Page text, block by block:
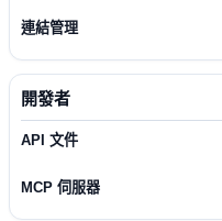
連結管理
開發者
API 文件
MCP 伺服器